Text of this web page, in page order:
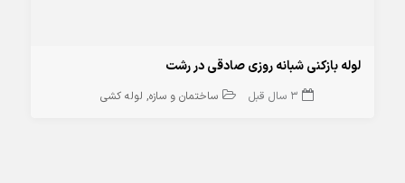
لوله بازکنی شبانه روزی صادقی در رشت
3 سال قبل ساختمان و سازه لوله کشی